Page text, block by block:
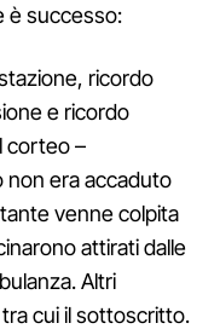
è successo:
ricordo
e ricordo
corteo –
non era accaduto
venne colpita
attirati dalle
Altri
cui il sottoscritto.